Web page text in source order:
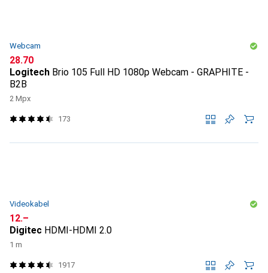
Webcam
CHF
28.70
Logitech Brio 105 Full HD 1080p Webcam - GRAPHITE -
B2B
2 Mpx
173
Videokabel
CHF
12.–
Digitec HDMI-HDMI 2.0
1 m
1917